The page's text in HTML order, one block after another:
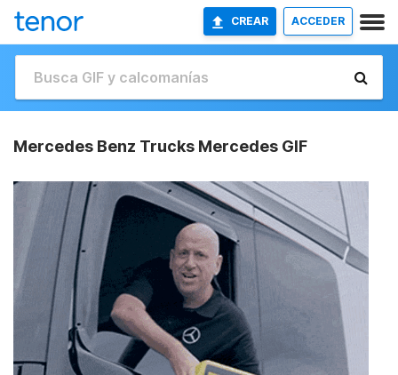
CREAR ACCEDER
Mercedes Benz Trucks Mercedes GIF